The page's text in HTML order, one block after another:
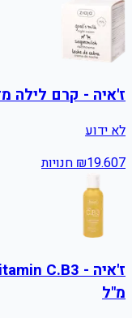
ז'איה - קרם לילה
לא ידוע
₪19.607 חנויות
מ"ל